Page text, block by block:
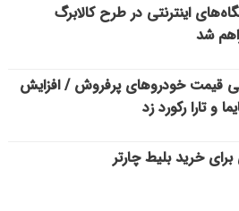
اینترنتی در طرح کالابرگ
شد
قیمت خودروهای پرفروش / افزایش
و تارا رکورد زد
خرید بلیط چارتر